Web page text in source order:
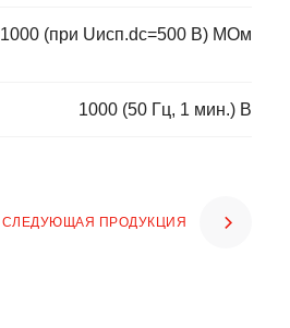
1000 (при Uисп.dc=500 В) МОм
1000 (50 Гц, 1 мин.) В
СЛЕДУЮЩАЯ ПРОДУКЦИЯ